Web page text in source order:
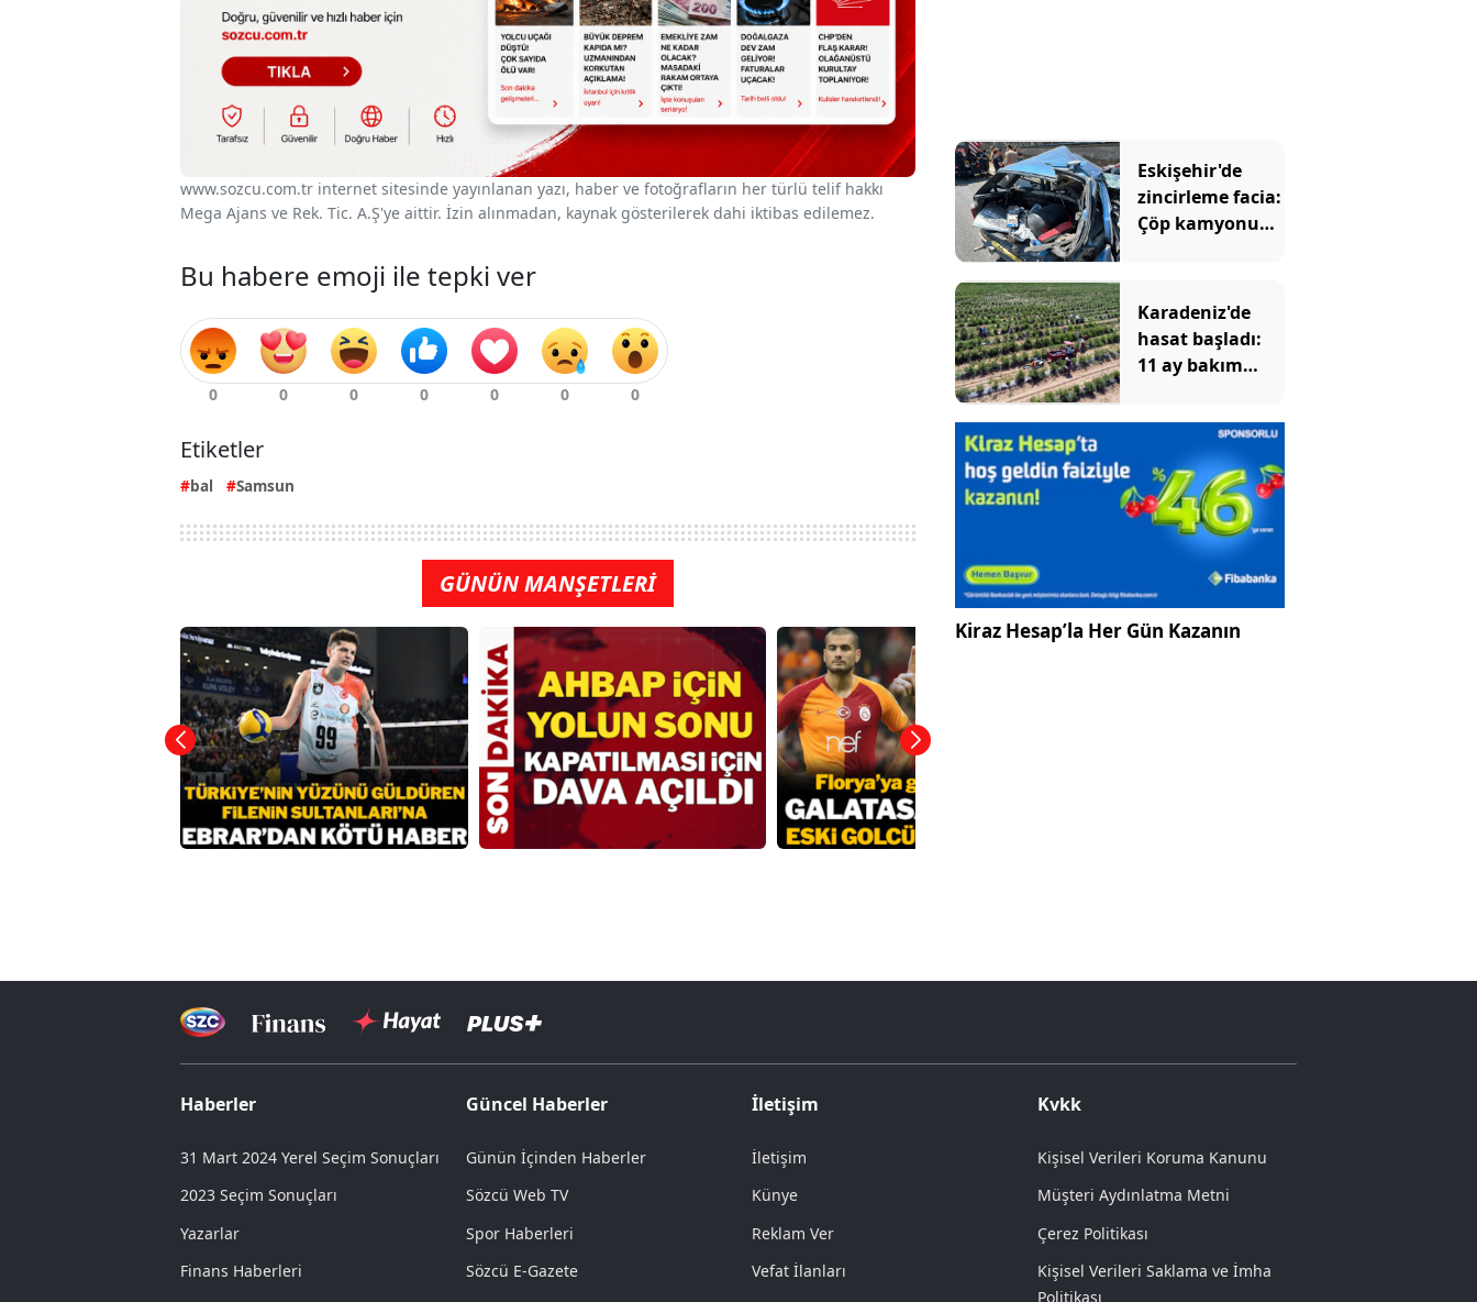
www.sozcu.com.tr internet sitesinde yayınlanan yazı, haber ve fotoğrafların her türlü telif hakkı
Mega Ajans ve Rek. Tic. A.Ş'ye aittir. İzin alınmadan, kaynak gösterilerek dahi iktibas edilemez.
Bu habere emoji ile tepki ver
Etiketler
bal Samsun
GÜNÜN MANŞETLERİ
Eskişehir'de
zincirleme facia:
Çöp kamyonu
metrelerce
sürükledi
Karadeniz'de
hasat başladı:
11 ay bakım
topluyorlar
Kiraz Hesap’la Her Gün Kazanın
Haberler
31 Mart 2024 Yerel Seçim Sonuçları
2023 Seçim Sonuçları
Yazarlar
Finans Haberleri
Güncel Haberler
Günün İçinden Haberler
Sözcü Web TV
Spor Haberleri
Sözcü E-Gazete
İletişim
İletişim
Künye
Reklam Ver
Vefat İlanları
Kvkk
Kişisel Verileri Koruma Kanunu
Müşteri Aydınlatma Metni
Çerez Politikası
Kişisel Verileri Saklama ve İmha
Politikası